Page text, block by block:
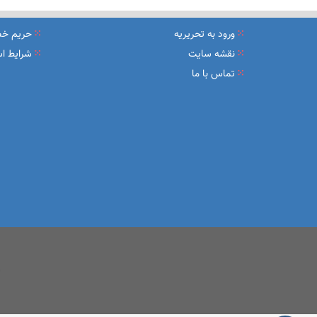
عقد تفاهم نامه عرضه محصول «مستمری مادام العمر ارس»
ورود به تحریریه
نقشه سایت
تماس با ما
حریم
شرایط